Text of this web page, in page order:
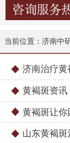
当前位置： 济南中
济南治疗黄
黄褐斑资讯
黄褐斑让你
山东黄褐